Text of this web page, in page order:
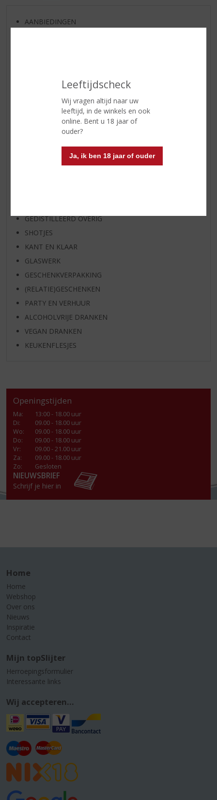
Leeftijdscheck
Wij vragen altijd naar uw
leeftijd, in de winkels en ook
online. Bent u 18 jaar of
ouder?
Ja, ik ben 18 jaar of ouder
AANBIEDINGEN
SPIRIT VAN DE MAAND
EXCLUSIEF TOPSLIJTER
BIER SPECIALS
HUISSPECIALITEITEN
GEDISTILLEERD OVERIG
SHOTJES
KANT EN KLAAR
GLASWERK
GESCHENKVERPAKKING
(RELATIE)GESCHENKEN
PARTY EN VERHUUR
ALCOHOLVRIJE DRANKEN
VEGAN DRANKEN
KEUKENFLESJES
Openingstijden
Ma:
13:00 - 18.00 uur
Di:
09.00 - 18.00 uur
Wo:
09.00 - 18.00 uur
Do:
09.00 - 18.00 uur
Vr:
09.00 - 21.00 uur
Za:
09.00 - 18.00 uur
Zo:
Gesloten
NIEUWSBRIEF
Schrijf je hier in
Home
Home
Webshop
Over ons
Nieuws
Inspiratie
Contact
Mijn topSlijter
Herroepingsformulier
Interessante links
Wij accepteren...